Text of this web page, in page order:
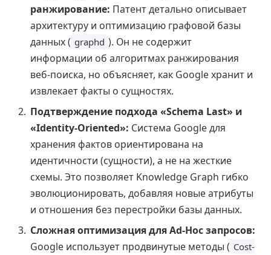
ранжирование: Патент детально описывает
архитектуру и оптимизацию графовой базы
данных ( graphd ). Он не содержит
информации об алгоритмах ранжирования
веб-поиска, но объясняет, как Google хранит и
извлекает факты о сущностях.
Подтверждение подхода «Schema Last» и
«Identity-Oriented»: Система Google для
хранения фактов ориентирована на
идентичности (сущности), а не на жесткие
схемы. Это позволяет Knowledge Graph гибко
эволюционировать, добавляя новые атрибуты
и отношения без перестройки базы данных.
Сложная оптимизация для Ad-Hoc запросов:
Google использует продвинутые методы ( Cost-